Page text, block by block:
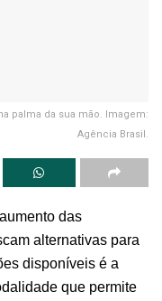
palma da sua mão. Imagem:
Agência Brasil.
das
alternativas para
disponíveis é a
que permite